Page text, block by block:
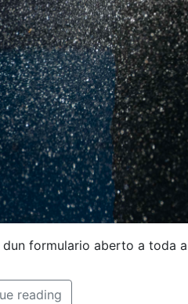
formulario aberto a toda
reading